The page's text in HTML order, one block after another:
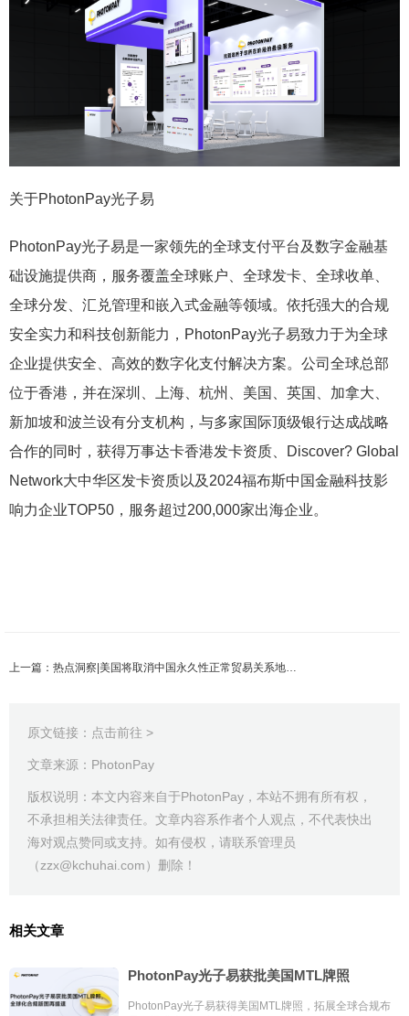
关于PhotonPay光子易
PhotonPay光子易是一家领先的全球支付平台及数字金融基
础设施提供商，服务覆盖全球账户、全球发卡、全球收单、
全球分发、汇兑管理和嵌入式金融等领域。依托强大的合规
安全实力和科技创新能力，PhotonPay光子易致力于为全球
企业提供安全、高效的数字化支付解决方案。公司全球总部
位于香港，并在深圳、上海、杭州、美国、英国、加拿大、
新加坡和波兰设有分支机构，与多家国际顶级银行达成战略
合作的同时，获得万事达卡香港发卡资质、Discover? Global
Network大中华区发卡资质以及2024福布斯中国金融科技影
响力企业TOP50，服务超过200,000家出海企业。
上一篇：热点洞察|美国将取消中国永久性正常贸易关系地位！
原文链接： 点击前往 >
文章来源：PhotonPay
版权说明：本文内容来自于PhotonPay，本站不拥有所有权，
不承担相关法律责任。文章内容系作者个人观点，不代表快出
海对观点赞同或支持。如有侵权，请联系管理员
（zzx@kchuhai.com）删除！
相关文章
PhotonPay光子易获批美国MTL牌照
PhotonPay光子易获得美国MTL牌照，拓展全球合规布